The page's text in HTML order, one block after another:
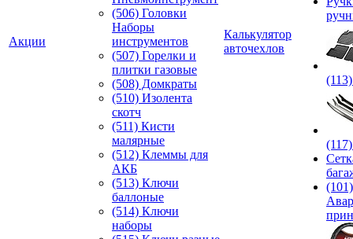
Акции
(506) Головки
Наборы
инструментов
(507) Горелки и
плитки газовые
(508) Домкраты
(510) Изолента
скотч
(511) Кисти
малярные
(512) Клеммы для
АКБ
(513) Ключи
баллоные
(514) Ключи
наборы
Калькулятор
авточехлов
(101)